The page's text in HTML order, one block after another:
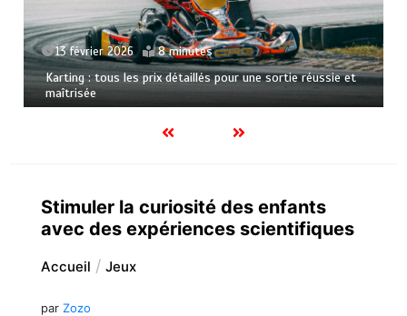
pour une sortie réussie et
2 octobre 2025 9
Renforcez votre esprit
d’évasion immersif
Stimuler la curiosité des enfants
avec des expériences scientifiques
Accueil Jeux
par Zozo